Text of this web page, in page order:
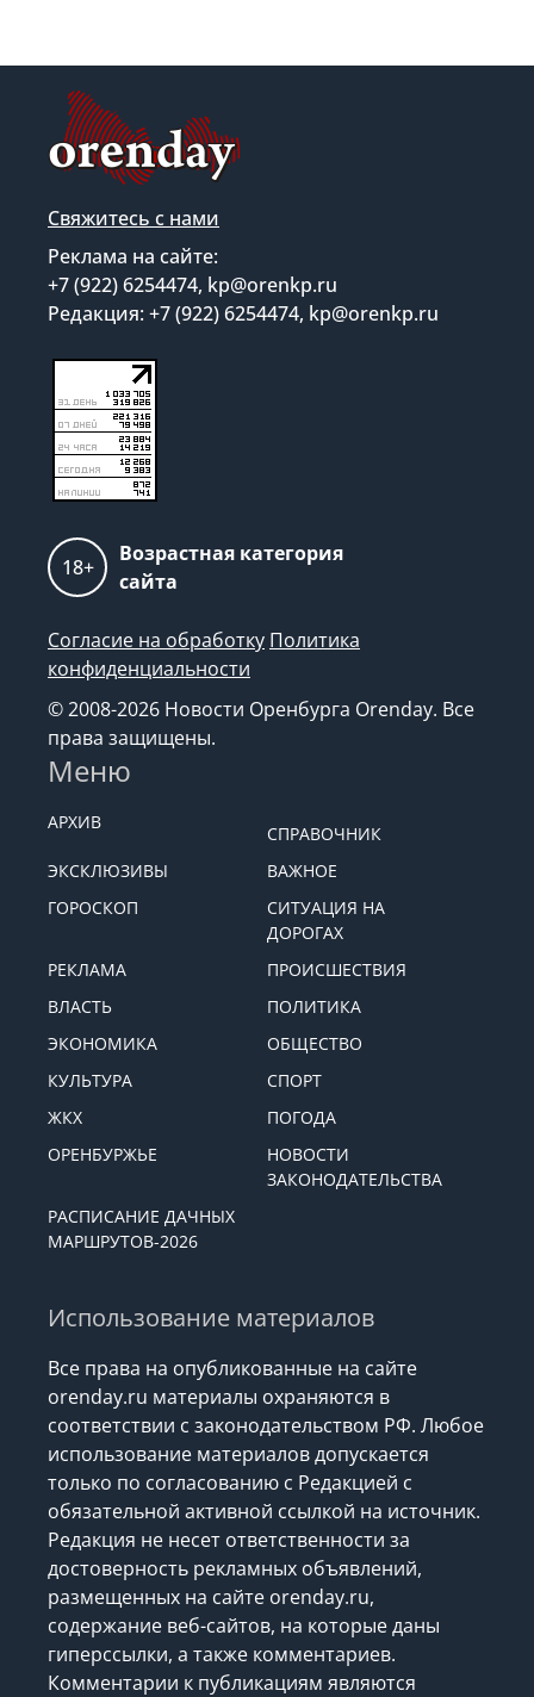
Свяжитесь с нами
Реклама на сайте:
+7 (922) 6254474, kp@orenkp.ru
Редакция: +7 (922) 6254474, kp@orenkp.ru
18+
Возрастная категория
сайта
Согласие на обработку Политика
конфиденциальности
© 2008-2026 Новости Оренбурга Orenday. Все
права защищены.
Меню
АРХИВ
СПРАВОЧНИК
ЭКСКЛЮЗИВЫ
ВАЖНОЕ
ГОРОСКОП
СИТУАЦИЯ НА
ДОРОГАХ
РЕКЛАМА
ПРОИСШЕСТВИЯ
ВЛАСТЬ
ПОЛИТИКА
ЭКОНОМИКА
ОБЩЕСТВО
КУЛЬТУРА
СПОРТ
ЖКХ
ПОГОДА
ОРЕНБУРЖЬЕ
НОВОСТИ
ЗАКОНОДАТЕЛЬСТВА
РАСПИСАНИЕ ДАЧНЫХ
МАРШРУТОВ-2026
Использование материалов
Все права на опубликованные на сайте
orenday.ru материалы охраняются в
соответствии с законодательством РФ. Любое
использование материалов допускается
только по согласованию с Редакцией с
обязательной активной ссылкой на источник.
Редакция не несет ответственности за
достоверность рекламных объявлений,
размещенных на сайте orenday.ru,
содержание веб-сайтов, на которые даны
гиперссылки, а также комментариев.
Комментарии к публикациям являются